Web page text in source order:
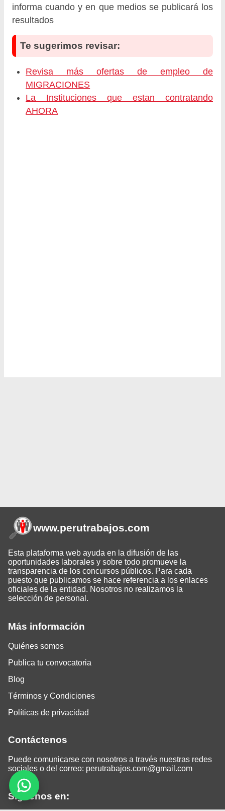
informa cuando y en que medios se publicará los
resultados
Te sugerimos revisar:
Revisa más ofertas de empleo de
MIGRACIONES
La Instituciones que estan contratando
AHORA
Más información
Quiénes somos
Publica tu convocatoria
Blog
Términos y Condiciones
Políticas de privacidad
Contáctenos
Puede comunicarse con nosotros a través nuestras redes
sociales o del correo: perutrabajos.com@gmail.com
Siguenos en:
www.perutrabajos.com
Esta plataforma web ayuda en la difusión de las
oportunidades laborales y sobre todo promueve la
transparencia de los concursos públicos. Para cada
puesto que publicamos se hace referencia a los enlaces
oficiales de la entidad. Nosotros no realizamos la
selección de personal.